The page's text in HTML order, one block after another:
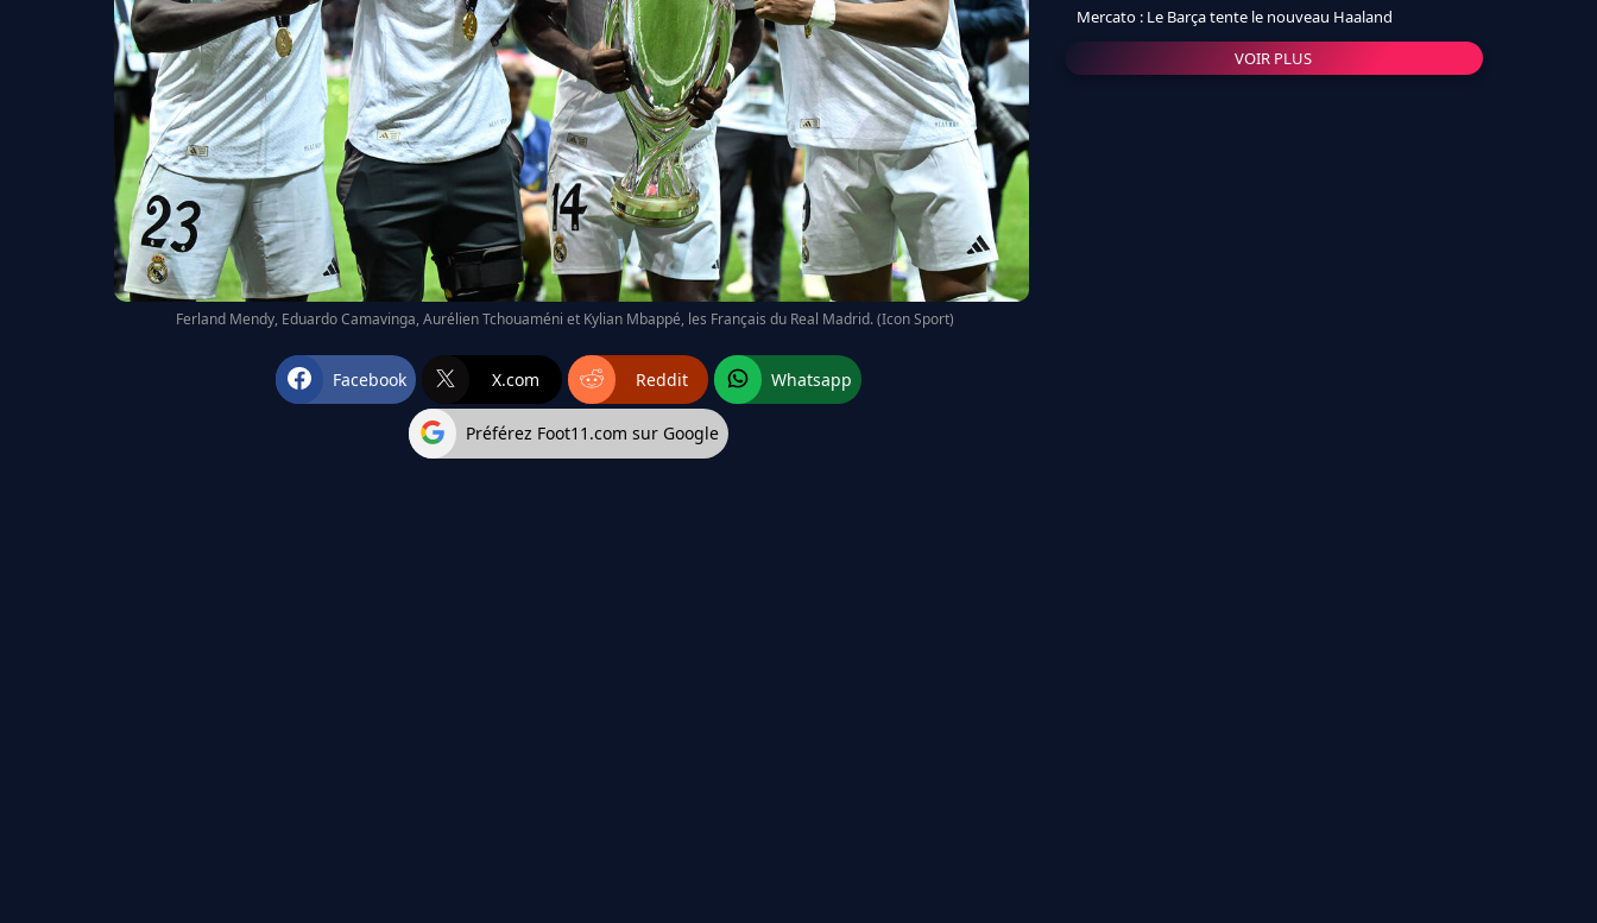
Ferland Mendy, Eduardo Camavinga, Aurélien Tchouaméni et Kylian Mbappé, les Français du Real Madrid. (Icon Sport)
Facebook X.com Reddit Whatsapp
Préférez Foot11.com sur Google
Mercato : Le Barça tente le nouveau Haaland
VOIR PLUS